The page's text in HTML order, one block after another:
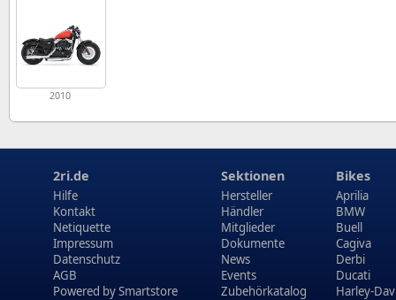
2010
2ri.de
Hilfe
Kontakt
Netiquette
Impressum
Datenschutz
AGB
Powered bySmartstore
Sektionen
Hersteller
Händler
Mitglieder
Dokumente
News
Events
Zubehörkatalog
Bikes
Aprilia
BMW
Buell
Cagiva
Derbi
Ducati
Harley-